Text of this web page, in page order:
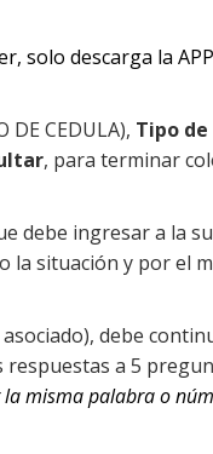
solo descarga la
DE CEDULA), Tipo de
, para terminar
debe ingresar a la
la situación y por el
debe
respuestas a 5
la misma palabra o